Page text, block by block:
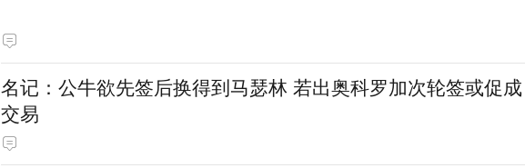
名记：公牛欲先签后换得到马瑟林 若出奥科罗加次轮签或促成
交易